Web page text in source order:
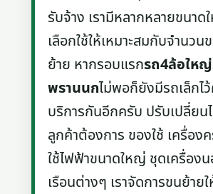
รับจ้าง เรามีหลากหลายขนาด
เลือกใช้ให้เหมาะสมกับจำนว
ย้าย หากรอบแรกรถ4ล้อให
พรานนกไม่พอก็ยังมีรถเล็กไ
บริการกันอีกครับ ปรับเปลี่ยน
ลูกค้าต้องการ ของใช้ เครื่อง
ใช้ไฟฟ้าขนาดใหญ่ ชุดเครื่อง
เรือนต่างๆ เราจัดการขนย้าย